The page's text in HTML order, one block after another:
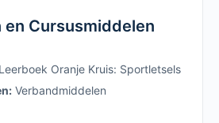
en Cursusmiddelen
Leerboek Oranje Kruis: Sportletsels
Verbandmiddelen